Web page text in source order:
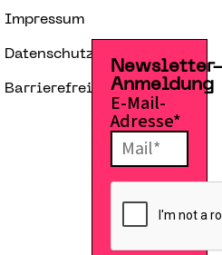
Impressum
Datenschutzerklärung
Barrierefreiheitserklärung
Anmeldung
E-Mail-
Adresse*